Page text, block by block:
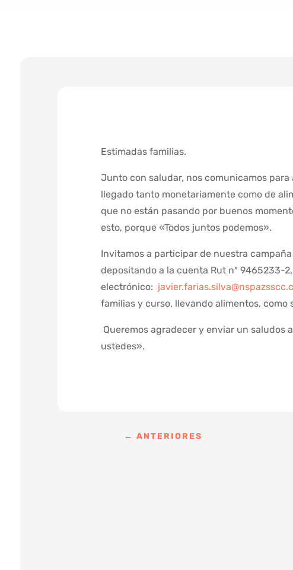
Estimadas familias.
Junto con saludar, nos comunicamos
llegado tanto monetariamente como de
que no están pasando por buenos
esto, porque «Todos juntos podemos».
Invitamos a participar de nuestra
depositando a la cuenta Rut nº 9465233-
electrónico:
familias y curso, llevando alimentos, como
Queremos agradecer y enviar un saludos
ustedes».
←ANTERIORES